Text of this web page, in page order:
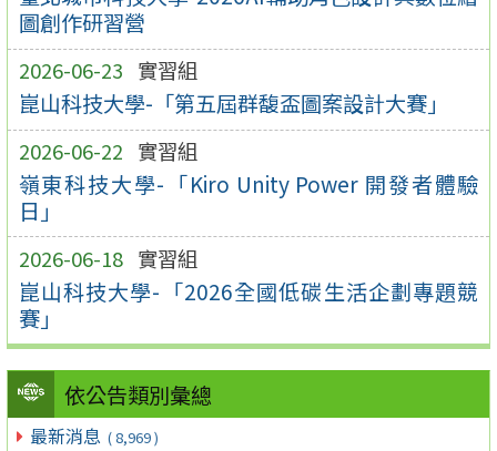
圖創作研習營
2026-06-23 實習組
崑山科技大學-「第五屆群馥盃圖案設計大賽」
2026-06-22 實習組
嶺東科技大學-「Kiro Unity Power 開發者體驗
日」
2026-06-18 實習組
崑山科技大學-「2026全國低碳生活企劃專題競
賽」
依公告類別彙總
最新消息 ( 8,969 )